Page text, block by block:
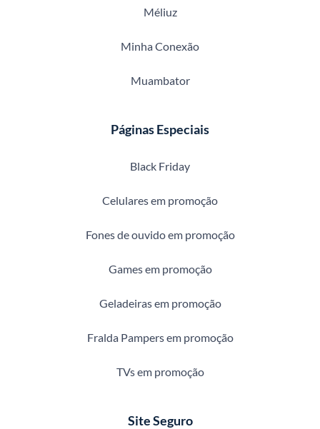
Méliuz
Minha Conexão
Muambator
Páginas Especiais
Black Friday
Celulares em promoção
Fones de ouvido em promoção
Games em promoção
Geladeiras em promoção
Fralda Pampers em promoção
TVs em promoção
Site Seguro